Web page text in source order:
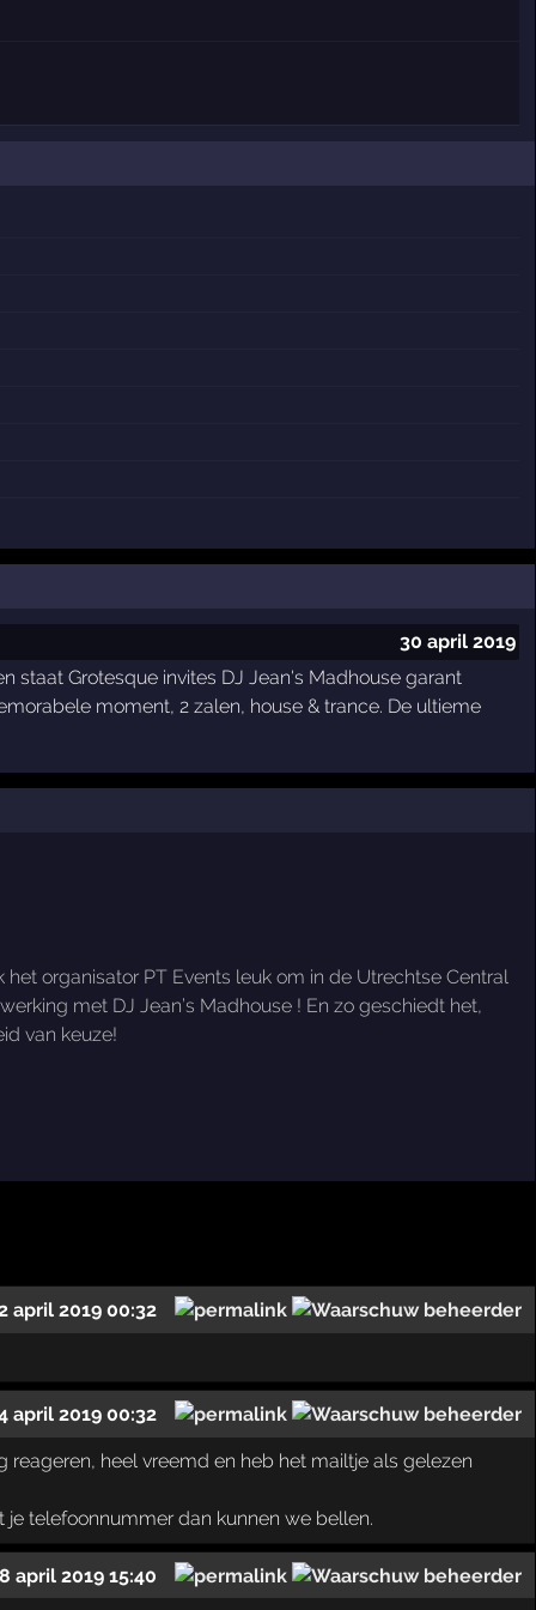
30 april 2019
staat Grotesque invites DJ Jean's Madhouse garant
moment, 2 zalen, house & trance. De ultieme
organisator PT Events leuk om in de Utrechtse Central
met DJ Jean’s Madhouse ! En zo geschiedt het,
van keuze!
april 2019 00:32
april 2019 00:32
heel vreemd en heb het mailtje als gelezen
telefoonnummer dan kunnen we bellen.
april 2019 15:40